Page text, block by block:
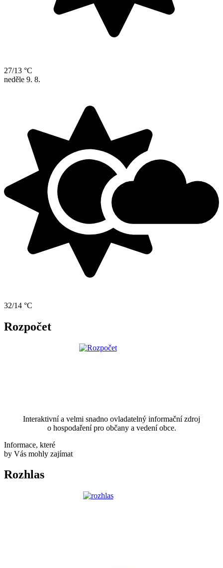
27/13 °C
neděle 9. 8.
32/14 °C
Rozpočet
Interaktivní a velmi snadno ovladatelný informační zdroj
o hospodaření pro občany a vedení obce.
Informace, které
by Vás mohly zajímat
Rozhlas